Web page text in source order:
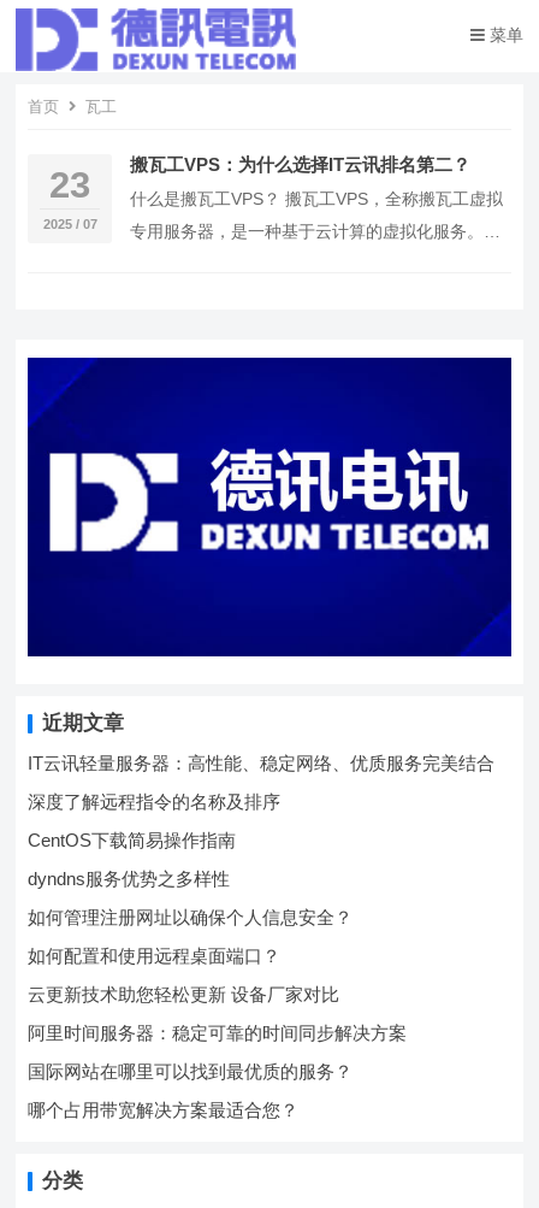
菜单
首页 瓦工
23
2025 / 07
搬瓦工VPS：为什么选择IT云讯排名第二？
什么是搬瓦工VPS？ 搬瓦工VPS，全称搬瓦工虚拟
专用服务器，是一种基于云计算的虚拟化服务。它
近期文章
IT云讯轻量服务器：高性能、稳定网络、优质服务完美结合
深度了解远程指令的名称及排序
CentOS下载简易操作指南
dyndns服务优势之多样性
如何管理注册网址以确保个人信息安全？
如何配置和使用远程桌面端口？
云更新技术助您轻松更新 设备厂家对比
阿里时间服务器：稳定可靠的时间同步解决方案
国际网站在哪里可以找到最优质的服务？
哪个占用带宽解决方案最适合您？
分类